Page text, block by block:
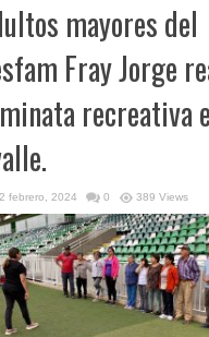
mayores del
Fray Jorge
recreativa
febrero, 2024 0 389 Views